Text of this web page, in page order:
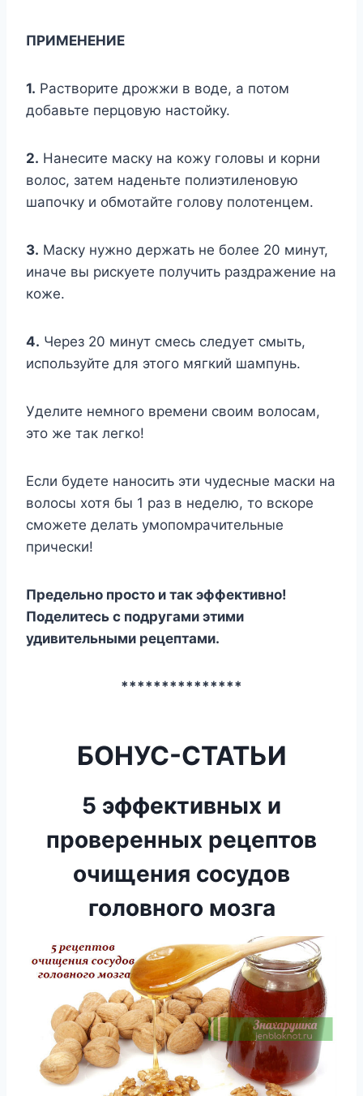
ПРИМЕНЕНИЕ
1. Растворите дрожжи в воде, а потом
добавьте перцовую настойку.
2. Нанесите маску на кожу головы и корни
волос, затем наденьте полиэтиленовую
шапочку и обмотайте голову полотенцем.
3. Маску нужно держать не более 20 минут,
иначе вы рискуете получить раздражение на
коже.
4. Через 20 минут смесь следует смыть,
используйте для этого мягкий шампунь.
Уделите немного времени своим волосам,
это же так легко!
Если будете наносить эти чудесные маски на
волосы хотя бы 1 раз в неделю, то вскоре
сможете делать умопомрачительные
прически!
Предельно просто и так эффективно!
Поделитесь с подругами этими
удивительными рецептами.
***************
БОНУС-СТАТЬИ
5 эффективных и
проверенных рецептов
очищения сосудов
головного мозга